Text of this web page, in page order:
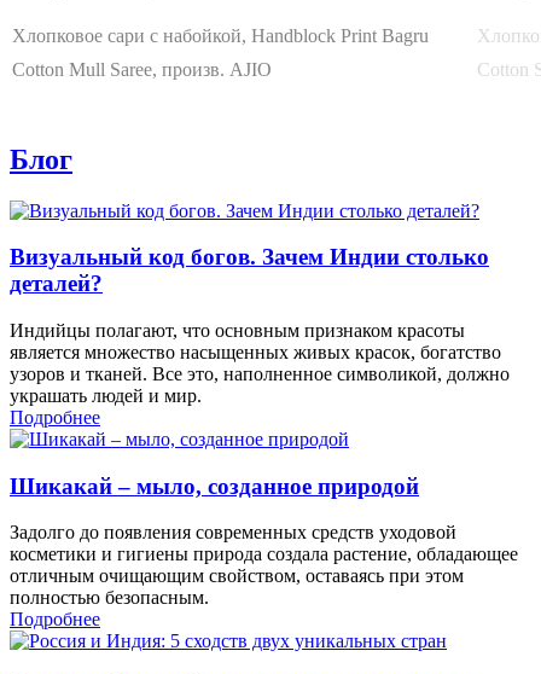
Хлопковое сари с набойкой, Handblock Print Bagru
Cotton Mull Saree, произв. AJIO
Cotton
Блог
Визуальный код богов. Зачем Индии столько
деталей?
Индийцы полагают, что основным признаком красоты
является множество насыщенных живых красок, богатство
узоров и тканей. Все это, наполненное символикой, должно
украшать людей и мир.
Подробнее
Шикакай – мыло, созданное природой
Задолго до появления современных средств уходовой
косметики и гигиены природа создала растение, обладающее
отличным очищающим свойством, оставаясь при этом
полностью безопасным.
Подробнее